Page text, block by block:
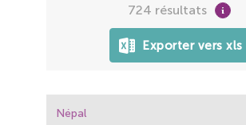
724 résultats
Exporter vers xls
Népal